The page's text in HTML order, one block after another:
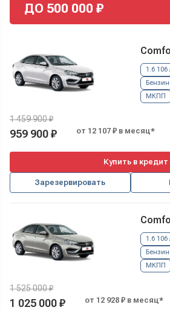
ДО 500 000 ₽
1.6 106
МКПП
1 459 900 ₽
959 900 ₽ от 12 107 ₽ в месяц*
Купить в кредит
Зарезервировать
1.6 106
МКПП
1 525 000 ₽
1 025 000 ₽ от 12 928 ₽ в месяц*